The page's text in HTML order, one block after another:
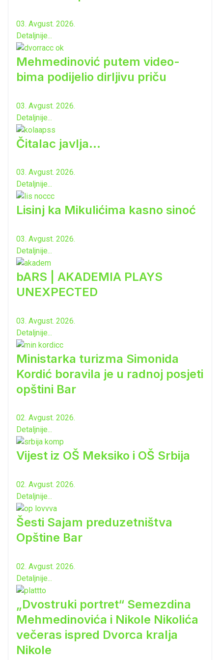
03. Avgust. 2026.
Detaljnije...
Mehmedinović putem video-
bima podijelio dirljivu priču
03. Avgust. 2026.
Detaljnije...
Čitalac javlja...
03. Avgust. 2026.
Detaljnije...
Lisinj ka Mikulićima kasno sinoć
03. Avgust. 2026.
Detaljnije...
bARS | AKADEMIA PLAYS
UNEXPECTED
03. Avgust. 2026.
Detaljnije...
Ministarka turizma Simonida
Kordić boravila je u radnoj posjeti
opštini Bar
02. Avgust. 2026.
Detaljnije...
Vijest iz OŠ Meksiko i OŠ Srbija
02. Avgust. 2026.
Detaljnije...
Šesti Sajam preduzetništva
Opštine Bar
02. Avgust. 2026.
Detaljnije...
„Dvostruki portret“ Semezdina
Mehmedinovića i Nikole Nikolića
večeras ispred Dvorca kralja
Nikole